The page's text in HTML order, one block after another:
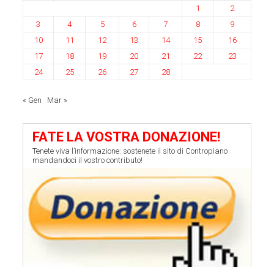
1
2
3
4 5 6 7 8
9
10
11 12 13 14 15
16
17
18 19 20 21 22
23
24
25 26 27 28
« Gen Mar »
FATE LA VOSTRA DONAZIONE!
Tenete viva l’informazione: sostenete il sito di Contropiano
mandandoci il vostro contributo!